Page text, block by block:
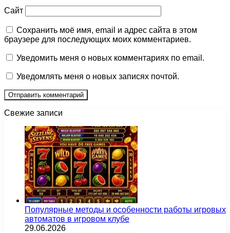
Сайт
Сохранить моё имя, email и адрес сайта в этом
браузере для последующих моих комментариев.
Уведомить меня о новых комментариях по email.
Уведомлять меня о новых записях почтой.
Свежие записи
Популярные методы и особенности работы игровых
автоматов в игровом клубе
29.06.2026